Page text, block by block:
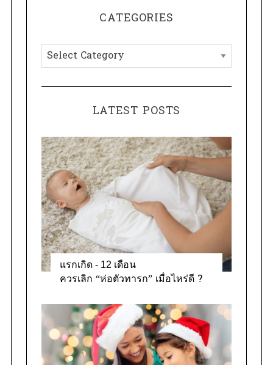
r
CATEGORIES
C
a
t
o
r
i
e
s
LATEST POSTS
แรกเกิด - 12 เดือน
ควรเลิก “ห่อตัวทารก” เมื่อไหร่ดี ?